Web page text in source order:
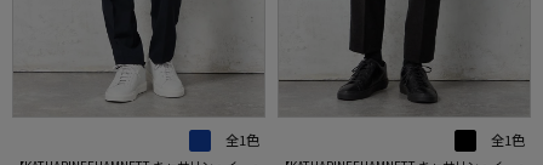
全1色 全1色